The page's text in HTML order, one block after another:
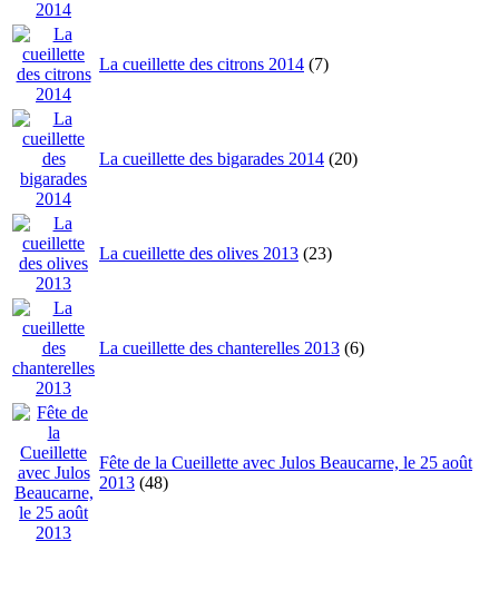
La cueillette des citrons 2014 (7)
La cueillette des bigarades 2014 (20)
La cueillette des olives 2013 (23)
La cueillette des chanterelles 2013 (6)
Fête de la Cueillette avec Julos Beaucarne, le 25 août
2013 (48)